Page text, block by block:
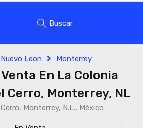
Buscar
Nuevo Leon Monterrey
En La Colonia
Cerro, Monterrey, NL
Monterrey, N.L., México